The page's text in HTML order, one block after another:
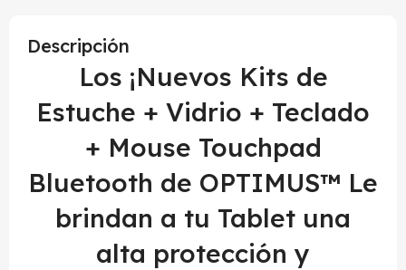
Descripción
Los ¡Nuevos Kits de
Estuche + Vidrio + Teclado
+ Mouse Touchpad
Bluetooth de OPTIMUS™ Le
brindan a tu Tablet una
alta protección y